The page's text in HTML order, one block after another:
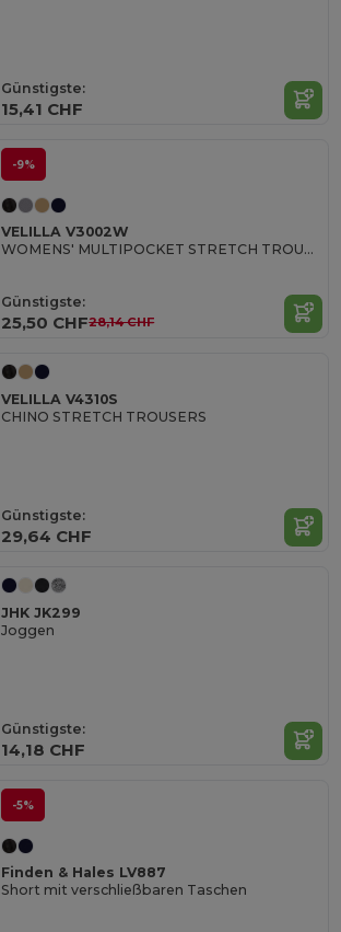
Günstigste:
15,41 CHF
-9%
VELILLA V3002W
WOMENS' MULTIPOCKET STRETCH TROUSERS
Günstigste:
25,50 CHF28,14 CHF
VELILLA V4310S
CHINO STRETCH TROUSERS
Günstigste:
29,64 CHF
JHK JK299
Joggen
Günstigste:
14,18 CHF
-5%
Finden & Hales LV887
Short mit verschließbaren Taschen